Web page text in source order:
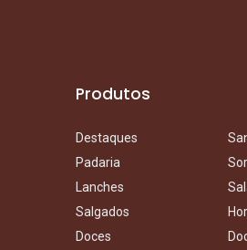
Produtos
Destaques
Padaria
Lanches
Salgados
Doces
S